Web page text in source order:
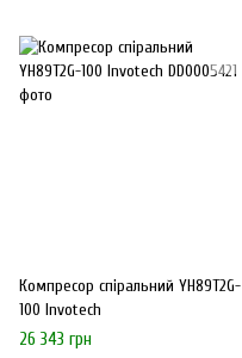
Компресор спіральний YH89T2G-
100 Invotech
26 343 грн